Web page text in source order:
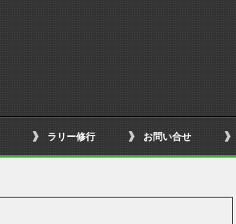
ラリー修行 お問い合せ